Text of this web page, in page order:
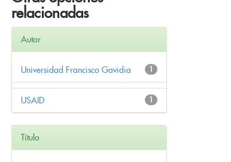
relacionadas
Autor
1
Universidad Francisco Gavidia
1
USAID
Título